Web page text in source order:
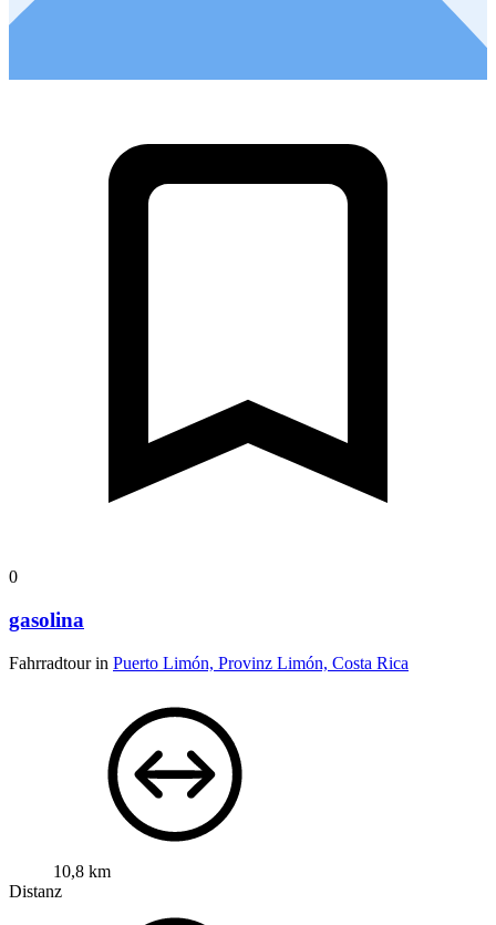
0
gasolina
Fahrradtour in Puerto Limón, Provinz Limón, Costa Rica
10,8 km
Distanz